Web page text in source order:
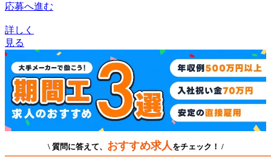
応募へ進む
詳しく
見る
\ 質問に答えて、 おすすめ求人 をチェック！ /